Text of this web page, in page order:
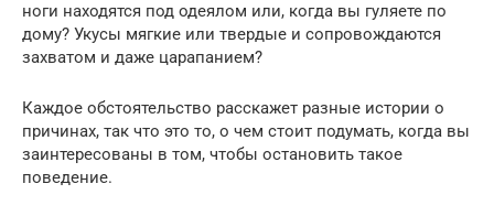
ноги находятся под одеялом или, когда вы гуляете по
дому? Укусы мягкие или твердые и сопровождаются
захватом и даже царапанием?
Каждое обстоятельство расскажет разные истории о
причинах, так что это то, о чем стоит подумать, когда вы
заинтересованы в том, чтобы остановить такое
поведение.